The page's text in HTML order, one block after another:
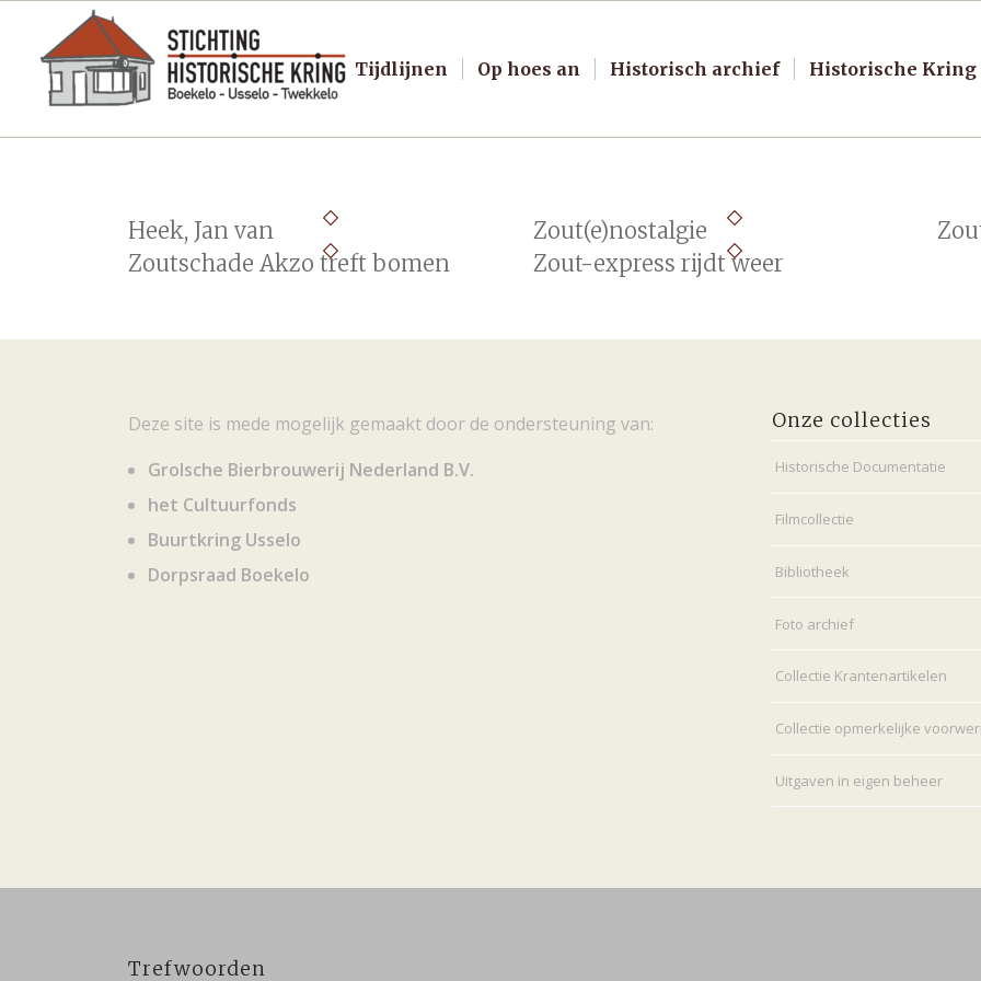
Tijdlijnen Op hoes an Historisch archief Historische Kring
Heek, Jan van Zout(e)nostalgie
Zoutschade Akzo treft bomen
Zout-express rijdt weer
Deze site is mede mogelijk gemaakt door de ondersteuning van:
Grolsche Bierbrouwerij Nederland B.V.
het Cultuurfonds
Buurtkring Usselo
Dorpsraad Boekelo
Onze collecties
Historische Documentatie
Filmcollectie
Bibliotheek
Foto archief
Collectie Krantenartikelen
Collectie opmerkelijke
Uitgaven in eigen beheer
Trefwoorden